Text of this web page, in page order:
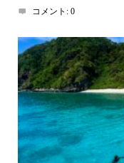
コメント: 0